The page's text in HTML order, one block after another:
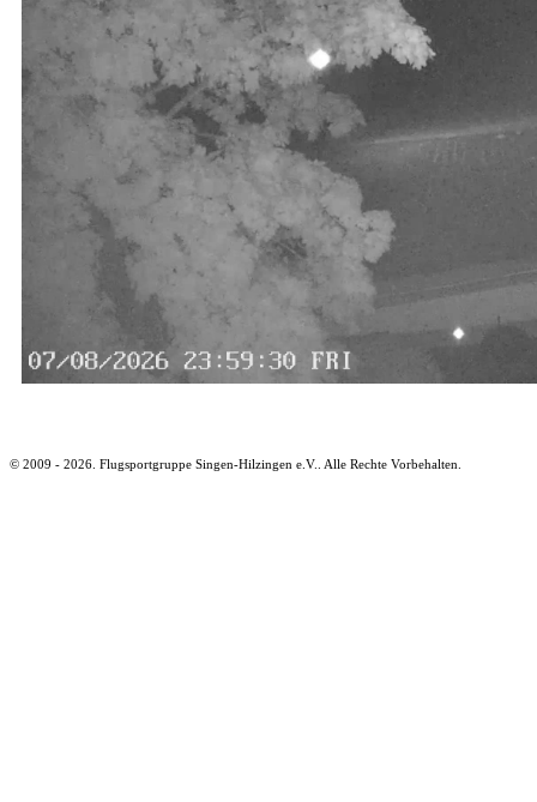
© 2009 - 2026. Flugsportgruppe Singen-Hilzingen e.V.. Alle Rechte Vorbehalten.